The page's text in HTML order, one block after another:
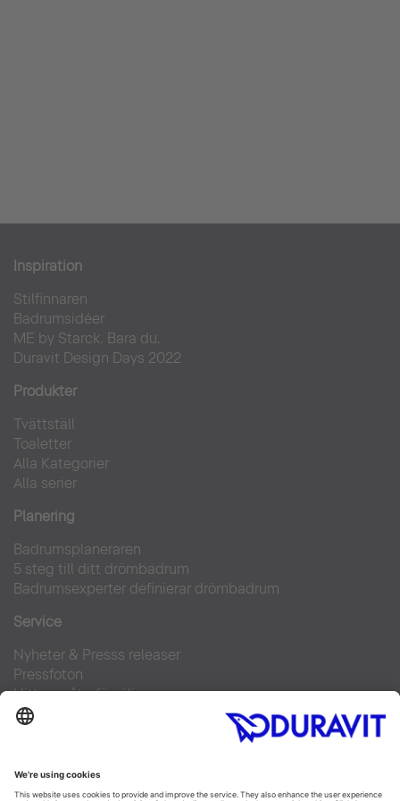
Inspiration
Stilfinnaren
Badrumsidéer
ME by Starck. Bara du.
Duravit Design Days 2022
Produkter
Tvättställ
Toaletter
Alla Kategorier
Alla serier
Planering
Badrumsplaneraren
5 steg till ditt drömbadrum
Badrumsexperter definierar drömbadrum
Service
Nyheter & Presss releaser
Pressfoton
Hitta en återförsäljare
FAQs
Facebook Instagram